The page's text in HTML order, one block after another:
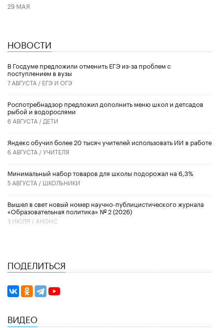
29 МАЯ
НОВОСТИ
В Госдуме предложили отменить ЕГЭ из-за проблем с
поступлением в вузы
7 АВГУСТА / ЕГЭ И ОГЭ
Роспотребнадзор предложил дополнить меню школ и детсадов
рыбой и водорослями
6 АВГУСТА / ДЕТИ
​Яндекс обучил более 20 тысяч учителей использовать ИИ в работе
6 АВГУСТА /УЧИТЕЛЯ
Минимальный набор товаров для школы подорожал на 6,3%
5 АВГУСТА / ШКОЛЬНИКИ
Вышел в свет новый номер научно-публицистического журнала
«Образовательная политика» № 2 (2026)
3 ИЮЛЯ / АНОНС
ПОДЕЛИТЬСЯ
ВИДЕО